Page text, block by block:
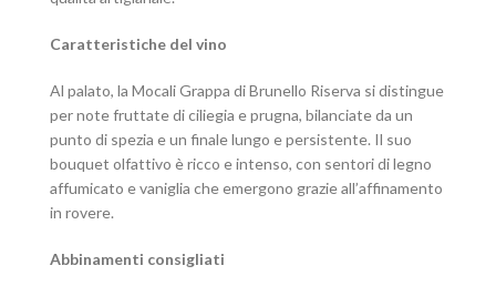
Caratteristiche del vino
Al palato, la Mocali Grappa di Brunello Riserva si distingue
per note fruttate di ciliegia e prugna, bilanciate da un
punto di spezia e un finale lungo e persistente. Il suo
bouquet olfattivo è ricco e intenso, con sentori di legno
affumicato e vaniglia che emergono grazie all’affinamento
in rovere.
Abbinamenti consigliati